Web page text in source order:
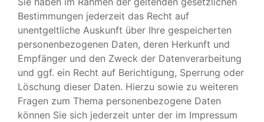
Bestimmungen jederzeit das Recht auf
unentgeltliche Auskunft über Ihre gespeicherten
personenbezogenen Daten, deren Herkunft und
Empfänger und den Zweck der Datenverarbeitung
und ggf. ein Recht auf Berichtigung, Sperrung oder
Löschung dieser Daten. Hierzu sowie zu weiteren
Fragen zum Thema personenbezogene Daten
können Sie sich jederzeit unter der im Impressum